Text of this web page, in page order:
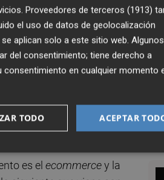
avecina en el mercado:
eso no invalida. No
los propietarios de
logística, retail y
con el desarrollo de la
es el ecommercey la
Proveedores de terceros (1913)
el uso de datos de geolocalización
aplican solo a este sitio web. Algunos
del consentimiento; tiene derecho a
consentimiento en cualquier momento
ACEPTAR
TODO